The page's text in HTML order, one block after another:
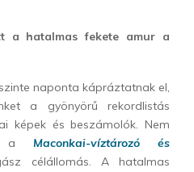
a hatalmas fekete amur a
naponta kápráztatnak el,
a gyönyörű rekordlistás
képek és beszámolók. Nem
a Maconkai-víztározó és
célállomás. A hatalmas